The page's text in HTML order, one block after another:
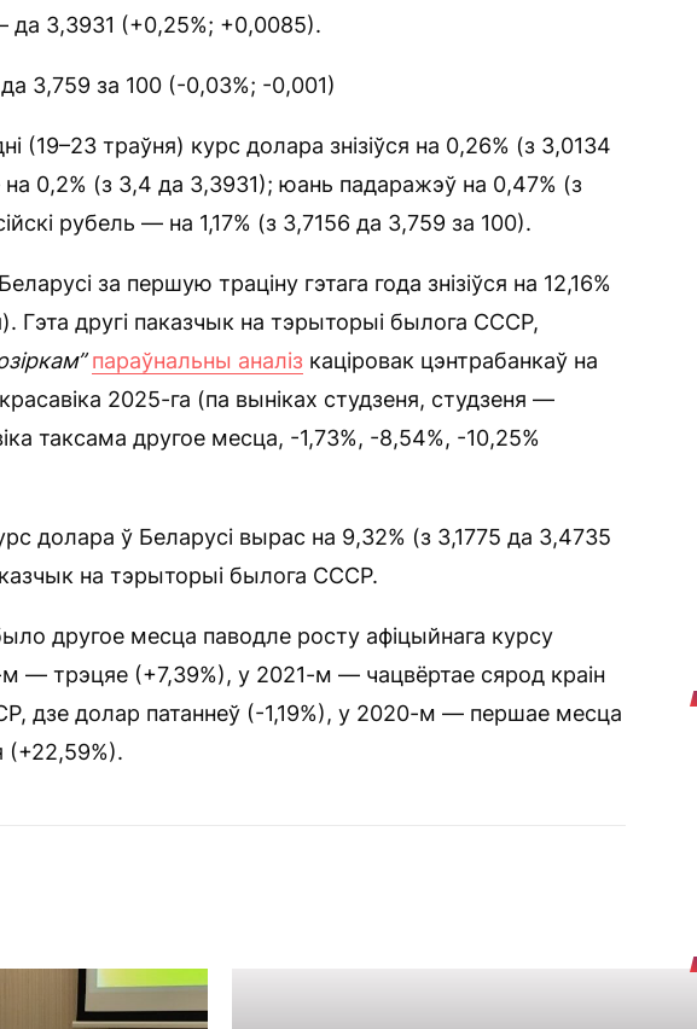
да 3,3931 (+0,25%; +0,0085).
да 3,759 за 100 (-0,03%; -0,001)
(19–23 траўня) курс долара знізіўся на 0,26% (з 3,0134
0,2% (з 3,4 да 3,3931); юань падаражэў на 0,47% (з
рубель — на 1,17% (з 3,7156 да 3,759 за 100).
за першую траціну гэтага года знізіўся на 12,16%
Гэта другі паказчык на тэрыторыі былога СССР,
параўнальны аналіз каціровак цэнтрабанкаў на
2025-га (па выніках студзеня, студзеня —
таксама другое месца, -1,73%, -8,54%, -10,25%
долара ў Беларусі вырас на 9,32% (з 3,1775 да 3,4735
на тэрыторыі былога СССР.
другое месца паводле росту афіцыйнага курсу
— трэцяе (+7,39%), у 2021-м — чацвёртае сярод краін
дзе долар патаннеў (-1,19%), у 2020-м — першае месца
(+22,59%).